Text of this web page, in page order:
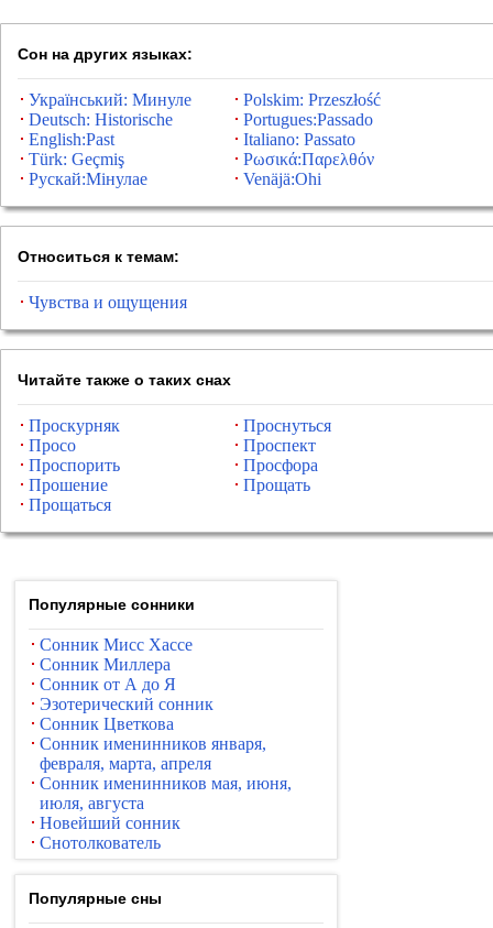
Сон на других языках:
Український: Минуле
Polskim: Przeszłość
Deutsch: Historische
Portugues:Passado
English:Past
Italiano: Passato
Türk: Geçmiş
Ρωσικά:Παρελθόν
Рускай:Мінулае
Venäjä:Ohi
Относиться к темам:
Чувства и ощущения
Читайте также о таких снах
Проскурняк
Проснуться
Просо
Проспект
Проспорить
Просфора
Прошение
Прощать
Прощаться
Популярные сонники
Сонник Мисс Хассе
Сонник Миллера
Сонник от А до Я
Эзотерический сонник
Сонник Цветкова
Сонник именинников января,
февраля, марта, апреля
Сонник именинников мая, июня,
июля, августа
Новейший сонник
Снотолкователь
Популярные сны